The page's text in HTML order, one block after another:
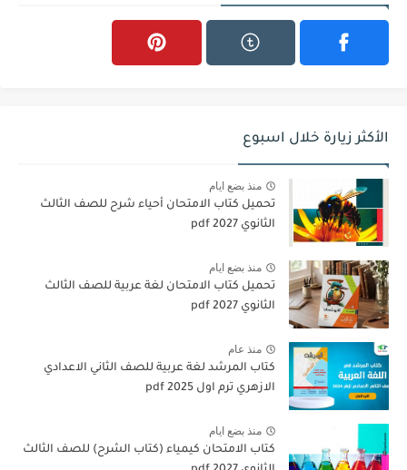
الأكثر زيارة خلال اسبوع
منذ بضع ايام
تحميل كتاب الامتحان أحياء شرح للصف الثالث
الثانوي 2027 pdf
منذ بضع ايام
تحميل كتاب الامتحان لغة عربية للصف الثالث
الثانوي 2027 pdf
منذ عام
كتاب المرشد لغة عربية للصف الثاني الاعدادي
الازهري ترم اول 2025 pdf
منذ بضع ايام
كتاب الامتحان كيمياء (كتاب الشرح) للصف الثالث